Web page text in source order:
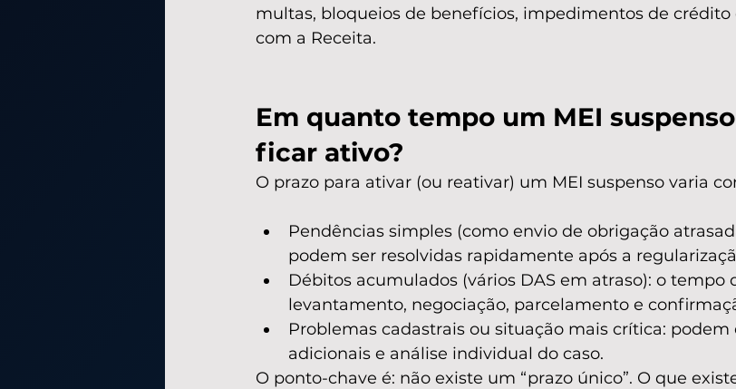
multas, bloqueios de benefícios, impedimentos de
com a Receita.
Em quanto tempo um MEI
ficar ativo?
O prazo para ativar (ou reativar) um MEI suspenso varia
Pendências simples (como envio de obrigação
podem ser resolvidas rapidamente após a
Débitos acumulados (vários DAS em atraso): o tempo
levantamento, negociação, parcelamento e
Problemas cadastrais ou situação mais crítica: podem
adicionais e análise individual do caso.
O ponto-chave é: não existe um “prazo único”. O que